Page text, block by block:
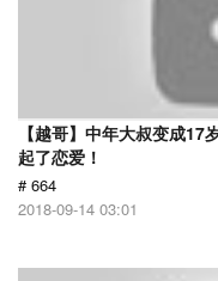
【越哥】中年大叔变成
起了恋爱！
# 664
2018-09-14 03:01